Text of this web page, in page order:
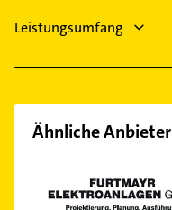
Leistungsumfang
Ähnliche Anbieter